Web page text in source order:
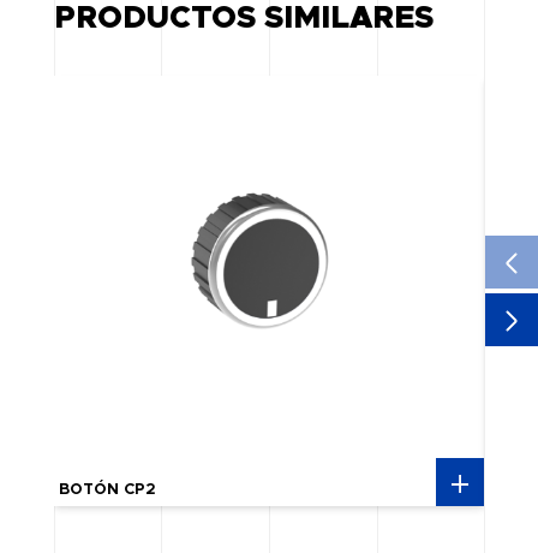
PRODUCTOS SIMILARES
BOTÓN CP2